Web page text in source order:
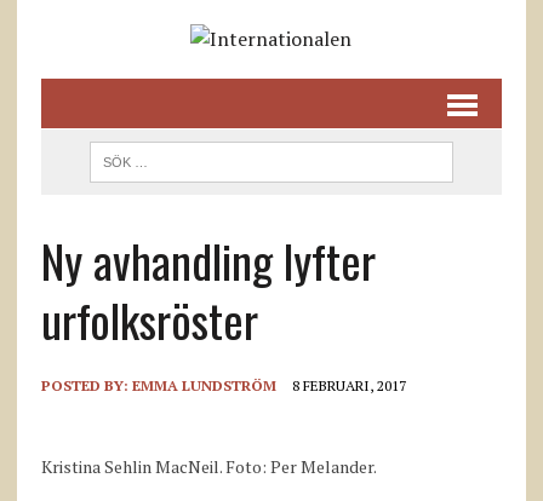
Ny avhandling lyfter
urfolksröster
POSTED BY: EMMA LUNDSTRÖM 8 FEBRUARI, 2017
Kristina Sehlin MacNeil. Foto: Per Melander.